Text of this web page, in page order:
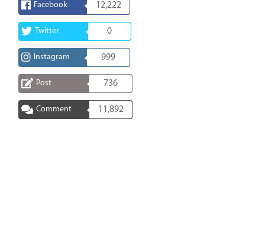
Facebook 12,222
Twitter 0
Instagram 999
Post 736
Comment 11,892